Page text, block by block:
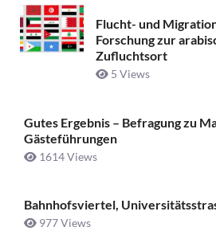
Flucht- und
Forschung zur
Zufluchtsort
5 Views
Gutes Ergebnis – Befragung zu
Gästeführungen
1614 Views
Bahnhofsviertel,
977 Views